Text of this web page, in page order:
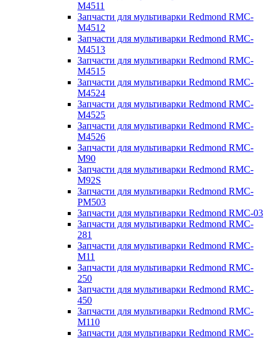
M4511
Запчасти для мультиварки Redmond RMC-
M4512
Запчасти для мультиварки Redmond RMC-
M4513
Запчасти для мультиварки Redmond RMC-
M4515
Запчасти для мультиварки Redmond RMC-
M4524
Запчасти для мультиварки Redmond RMC-
M4525
Запчасти для мультиварки Redmond RMC-
M4526
Запчасти для мультиварки Redmond RMC-
M90
Запчасти для мультиварки Redmond RMC-
M92S
Запчасти для мультиварки Redmond RMC-
PM503
Запчасти для мультиварки Redmond RMC-03
Запчасти для мультиварки Redmond RMC-
281
Запчасти для мультиварки Redmond RMC-
M11
Запчасти для мультиварки Redmond RMC-
250
Запчасти для мультиварки Redmond RMC-
450
Запчасти для мультиварки Redmond RMC-
M110
Запчасти для мультиварки Redmond RMC-